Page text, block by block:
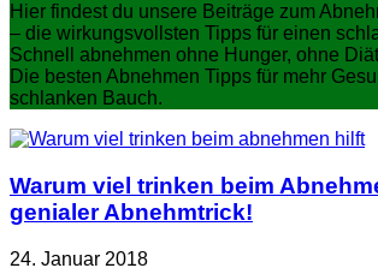
Hier findest du unsere Beiträge zum
– die wirkungsvollsten Tipps für einen
Schnell abnehmen ohne Hunger, ohne
Die besten Abnehmen Tipps für mehr
schlanken Bauch.
Warum viel trinken beim
genialer Abnehmtrick!
24. Januar 2018